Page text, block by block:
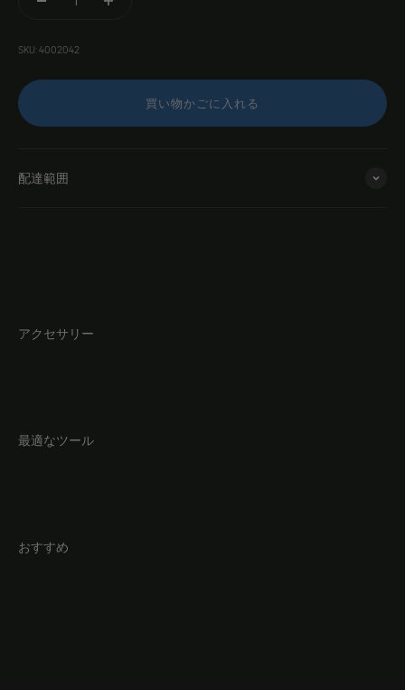
SKU: 4002042
買い物かごに入れる
配達範囲
アクセサリー
最適なツール
おすすめ